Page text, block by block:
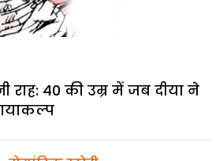
राह: 40 की उम्र में जब दीया ने